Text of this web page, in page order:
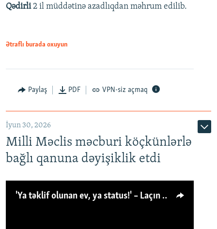
Qədirli2 il müddətinə azadlıqdan məhrum edilib.
Ətraflı burada oxuyun
Paylaş PDF VPN-siz açmaq
İyun 30, 2026
Milli Məclis məcburi köçkünlərlə
bağlı qanuna dəyişiklik etdi
'Ya təklif olunan ev, ya status!' – Laçın köçkünü: 'Laçından başqa heç hara!'